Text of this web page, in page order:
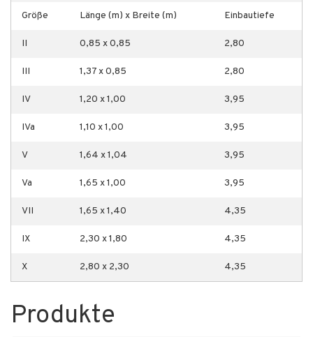
Größe Länge (m) x Breite (m) Einbautiefe
II 0,85 x 0,85 2,80
III 1,37 x 0,85 2,80
IV 1,20 x 1,00 3,95
IVa 1,10 x 1,00 3,95
V 1,64 x 1,04 3,95
Va 1,65 x 1,00 3,95
VII 1,65 x 1,40 4,35
IX 2,30 x 1,80 4,35
X 2,80 x 2,30 4,35
Produkte